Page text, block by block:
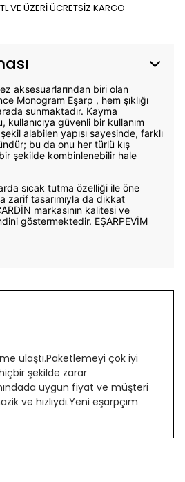
VE ÜZERİ ÜCRETSİZ KARGO
aksesuarlarından biri olan
Monogram Eşarp , hem şıklığı
sunmaktadır. Kayma
güvenli bir kullanım
alabilen yapısı sayesinde, farklı
bu da onu her türlü kış
şekilde kombinlenebilir hale
sıcak tutma özelliği ile öne
zarif tasarımıyla da dikkat
markasının kalitesi ve
göstermektedir. EŞARPEVİM
ulaştı.Paketlemeyi çok iyi
şekilde zarar
uygun fiyat ve müşteri
ve hızlıydı.Yeni eşarpçım